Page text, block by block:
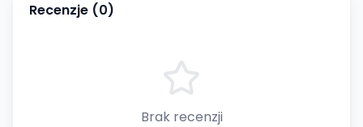
Recenzje (0)
Brak recenzji